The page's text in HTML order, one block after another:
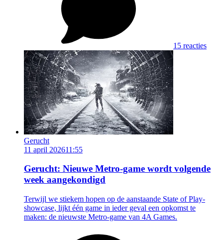
15 reacties
Gerucht
11 april 202611:55
Gerucht: Nieuwe Metro-game wordt volgende
week aangekondigd
Terwijl we stiekem hopen op de aanstaande State of Play-
showcase, lijkt één game in ieder geval een opkomst te
maken: de nieuwste Metro-game van 4A Games.